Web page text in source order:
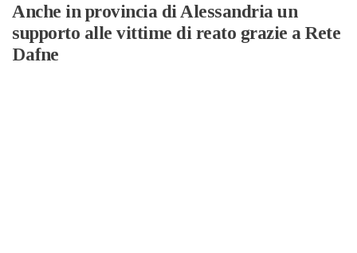
Anche in provincia di Alessandria un
supporto alle vittime di reato grazie a Rete
Dafne